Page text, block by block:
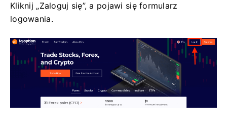
Kliknij „Zaloguj się”, a pojawi się formularz
logowania.